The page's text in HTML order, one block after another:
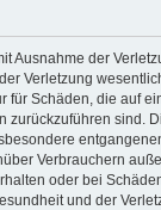
Ausnahme der
Verletzung
für Schäden, die auf
zurückzuführen sind.
Verbrauchern
oder bei
und der